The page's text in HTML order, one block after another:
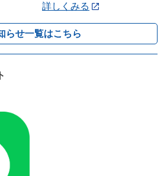
詳しくみる
らせ一覧はこちら